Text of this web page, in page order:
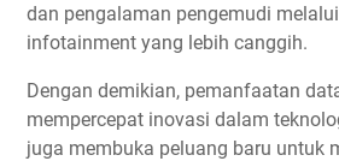
dan pengalaman pengemudi
infotainment yang lebih canggih.
Dengan demikian, pemanfaatan
mempercepat inovasi dalam
juga membuka peluang baru untuk